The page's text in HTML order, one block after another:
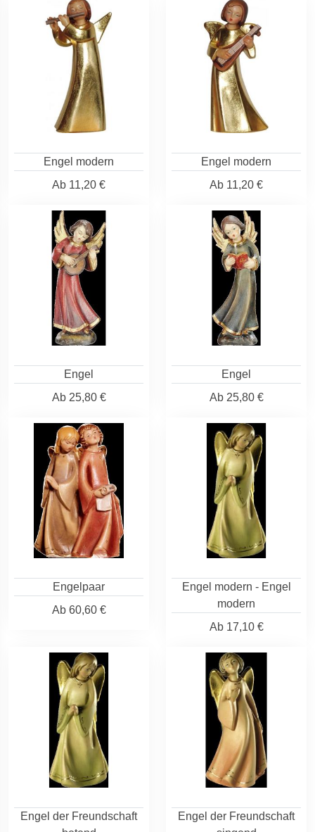
Engel modern
Ab 11,20 €
Engel modern
Ab 11,20 €
Engel
Ab25,80 €
Engel
Ab25,80 €
Engelpaar
Ab60,60 €
Engel modern - Engel
modern
Ab17,10 €
Engel der Freundschaft
Engel der Freundschaft